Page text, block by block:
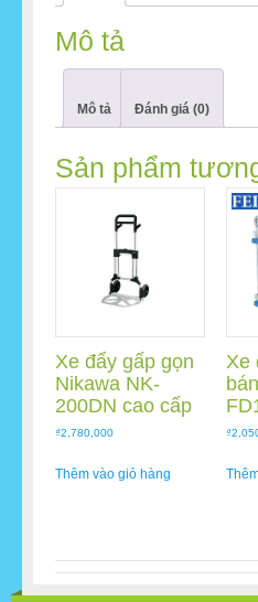
Mô tả
Mô tả Đánh giá (0)
Sản phẩm
Xe đẩy gấp gọn
Nikawa NK-
200DN cao cấp
₫2,780,000
Thêm vào giỏ hàng
Xe
₫